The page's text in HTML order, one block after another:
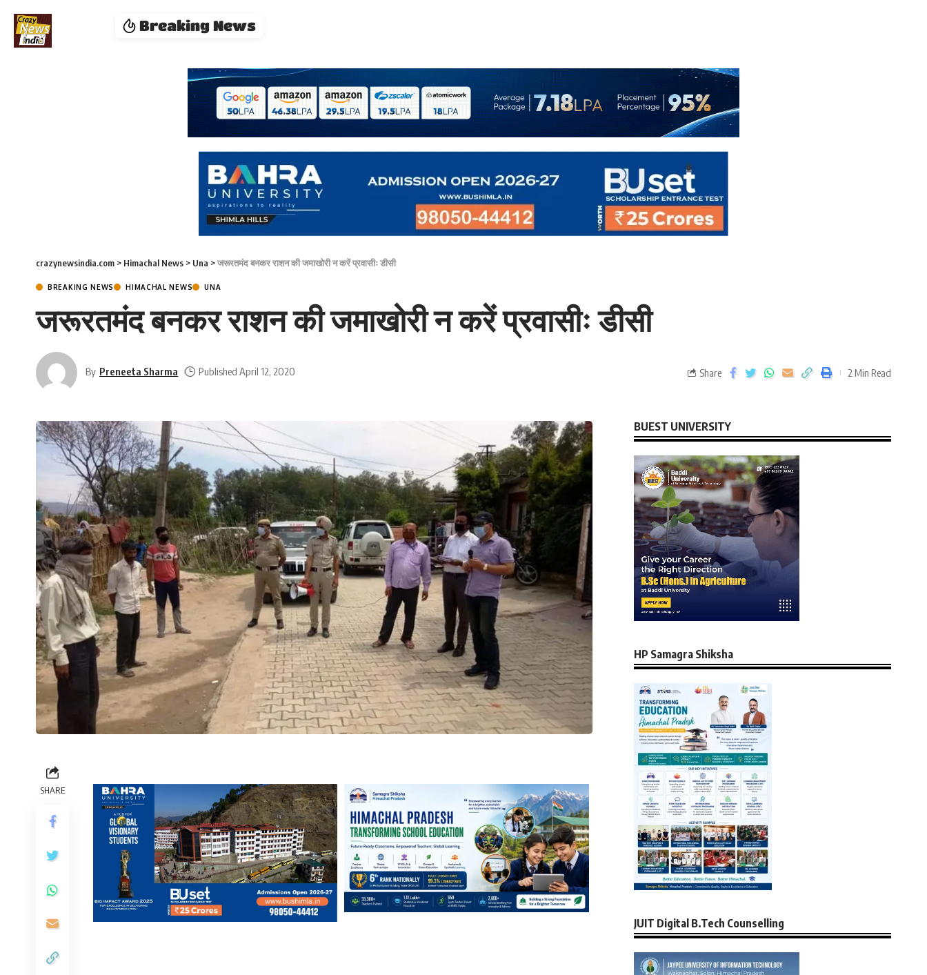
Breaking News
crazynewsindia.com > Himachal News > Una >जरूरतमंद बनकर राशन की जमाखोरी न करें प्रवासीः डीसी
BREAKING NEWS HIMACHAL NEWS UNA
जरूरतमंद बनकर राशन की जमाखोरी न करें प्रवासीः डीसी
By Preneeta Sharma Published April 12, 2020 Share 2 Min Read
SHARE
BUEST UNIVERSITY
HP Samagra Shiksha
JUIT Digital B.Tech Counselling